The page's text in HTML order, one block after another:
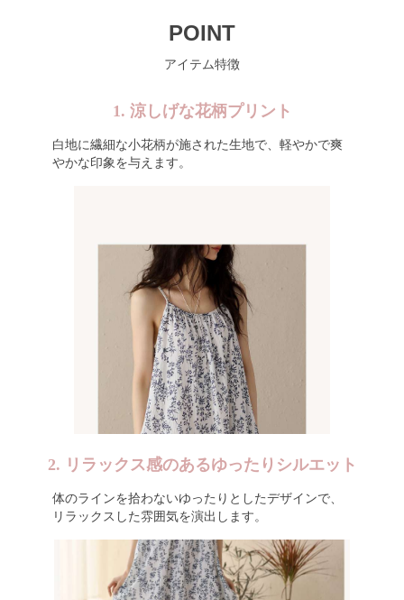
POINT
アイテム特徴
1. 涼しげな花柄プリント
白地に繊細な小花柄が施された生地で、軽やかで爽
やかな印象を与えます。
2. リラックス感のあるゆったりシルエット
体のラインを拾わないゆったりとしたデザインで、
リラックスした雰囲気を演出します。